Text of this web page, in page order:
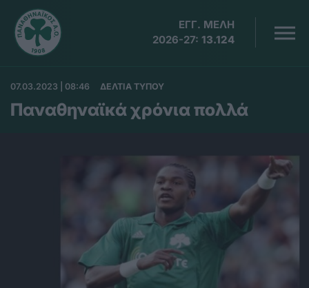
ΕΓΓ. ΜΕΛΗ
2026-27: 13.124
07.03.2023 | 08:46 ΔΕΛΤΙΑ ΤΥΠΟΥ
Παναθηναϊκά χρόνια πολλά